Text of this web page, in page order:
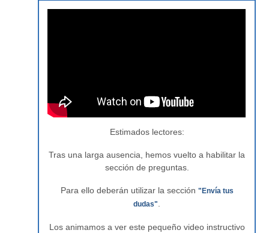
Estimados lectores:
Tras una larga ausencia, hemos vuelto a habilitar la
sección de preguntas.
Para ello deberán utilizar la sección "Envía tus
dudas"
Los animamos a ver este pequeño video instructivo